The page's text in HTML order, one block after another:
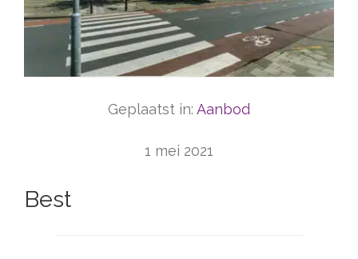
Geplaatst in: Aanbod
1 mei 2021
Best